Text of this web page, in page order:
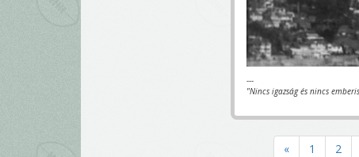
---
"Nincs igazság és nincs
« 1 2